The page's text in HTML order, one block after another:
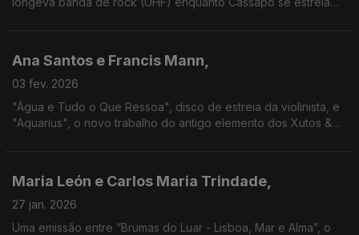
Ana Santos e Francis Mann,
03 fev. 2026
"Água e Tudo o Que Ressoa", disco de estreia da violinista, e
"Aquarius", o novo trabalho do antigo elemento dos Xutos &
Maria León e Carlos Maria Trindade,
27 jan. 2026
Uma emissão entre “Brumas do Luar - Lisboa, Mar e Alma”, o